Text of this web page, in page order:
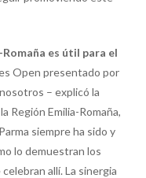
es útil para el
Open presentado por
– explicó la
Región Emilia-Romaña,
siempre ha sido y
lo demuestran los
allí. La sinergia